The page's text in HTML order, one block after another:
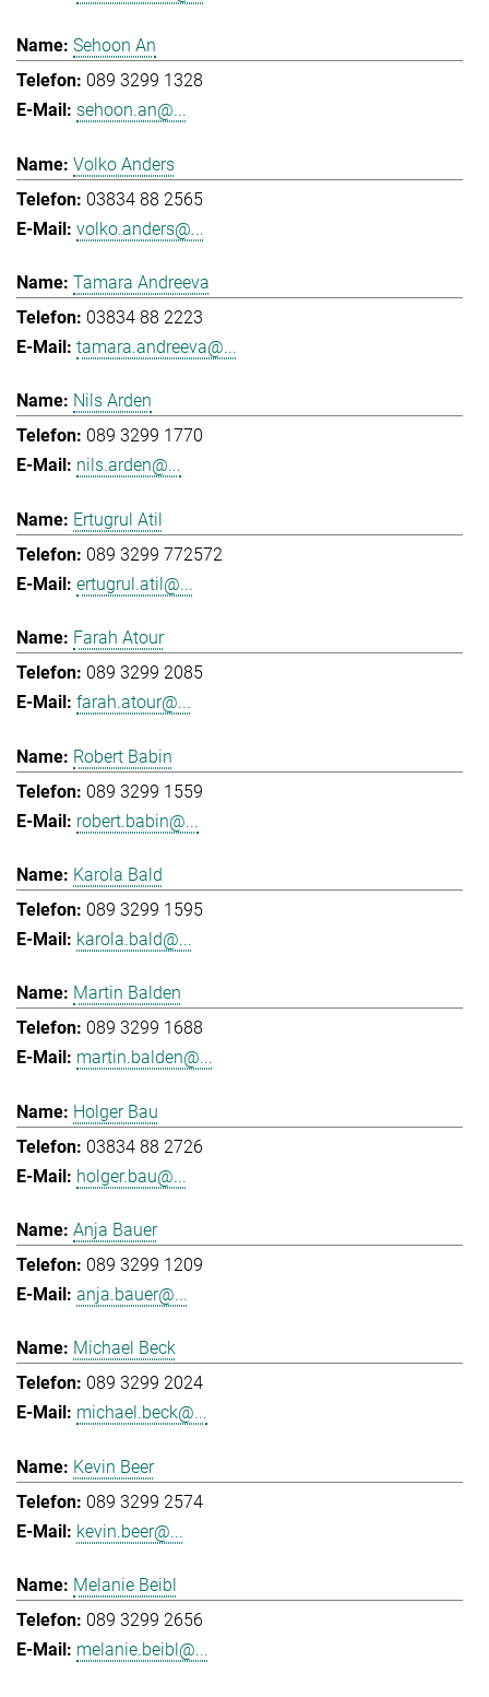
Sehoon An
089 3299 1328
sehoon.an@...
Volko Anders
03834 88 2565
volko.anders@...
Tamara Andreeva
03834 88 2223
tamara.andreeva@...
Nils Arden
089 3299 1770
nils.arden@...
Ertugrul Atil
089 3299 772572
ertugrul.atil@...
Farah Atour
089 3299 2085
farah.atour@...
Robert Babin
089 3299 1559
robert.babin@...
Karola Bald
089 3299 1595
karola.bald@...
Martin Balden
089 3299 1688
martin.balden@...
Holger Bau
03834 88 2726
holger.bau@...
Anja Bauer
089 3299 1209
anja.bauer@...
Michael Beck
089 3299 2024
michael.beck@...
Kevin Beer
089 3299 2574
kevin.beer@...
Melanie Beibl
089 3299 2656
melanie.beibl@...